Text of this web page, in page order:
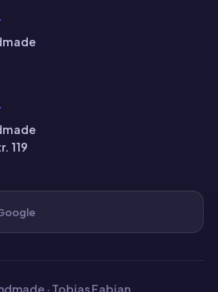
119
· Tobias Fabian